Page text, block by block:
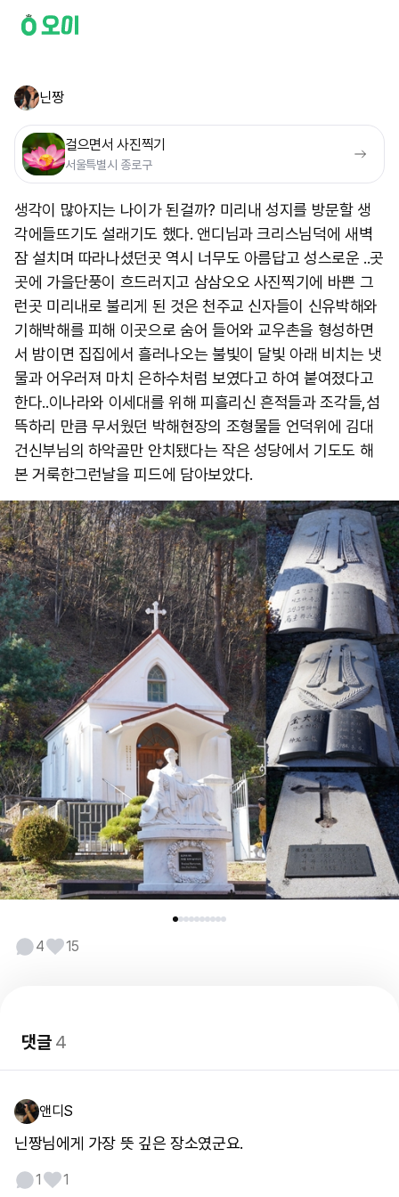
닌짱
걸으면서 사진찍기
서울특별시 종로구
생각이 많아지는 나이가 된걸까? 미리내 성지를 방문할 생
각에들뜨기도 설래기도 했다. 앤디님과 크리스님덕에 새벽
잠 설치며 따라나셨던곳 역시 너무도 아름답고 성스로운 ..곳
곳에 가을단풍이 흐드러지고 삼삼오오 사진찍기에 바쁜 그
런곳 미리내로 불리게 된 것은 천주교 신자들이 신유박해와
기해박해를 피해 이곳으로 숨어 들어와 교우촌을 형성하면
서 밤이면 집집에서 흘러나오는 불빛이 달빛 아래 비치는 냇
물과 어우러져 마치 은하수처럼 보였다고 하여 붙여졌다고
한다..이나라와 이세대를 위해 피흘리신 흔적들과 조각들,섬
뜩하리 만큼 무서웠던 박해현장의 조형물들 언덕위에 김대
건신부님의 하악골만 안치됐다는 작은 성당에서 기도도 해
본 거룩한그런날을 피드에 담아보았다.
4 15
댓글4
앤디S
닌짱님에게 가장 뜻 깊은 장소였군요.
1 1